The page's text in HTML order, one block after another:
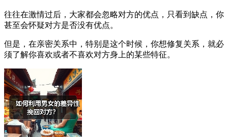
往往在激情过后，大家都会忽略对方的优点，只看到缺点，你
甚至会怀疑对方是否没有优点。
但是，在亲密关系中，特别是这个时候，你想修复关系，就必
须了解你喜欢或者不喜欢对方身上的某些特征。